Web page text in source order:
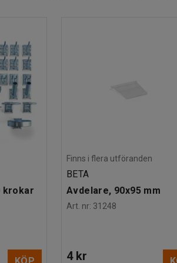
(säljs separat).
krokar
Finns i flera utföranden
BETA
Avdelare, 90x95 mm
Art. nr: 31248
4 kr